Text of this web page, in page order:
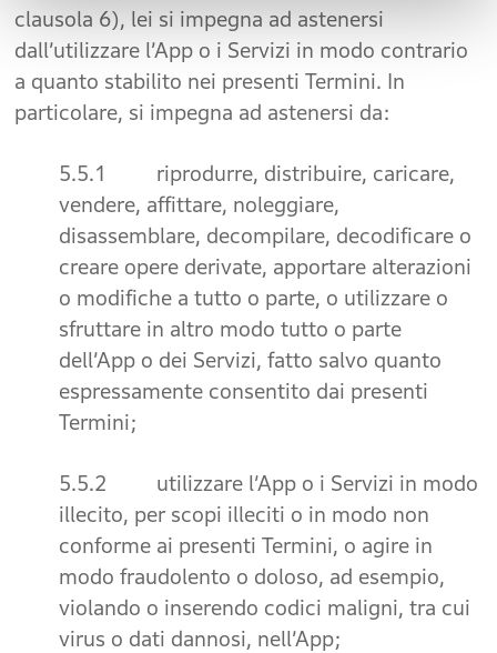
clausola 6), lei si impegna ad astenersi
dall’utilizzare l’App o i Servizi in modo contrario
a quanto stabilito nei presenti Termini. In
particolare, si impegna ad astenersi da:
5.5.1 riprodurre, distribuire, caricare,
vendere, affittare, noleggiare,
disassemblare, decompilare, decodificare o
creare opere derivate, apportare alterazioni
o modifiche a tutto o parte, o utilizzare o
sfruttare in altro modo tutto o parte
dell’App o dei Servizi, fatto salvo quanto
espressamente consentito dai presenti
Termini;
5.5.2 utilizzare l’App o i Servizi in modo
illecito, per scopi illeciti o in modo non
conforme ai presenti Termini, o agire in
modo fraudolento o doloso, ad esempio,
violando o inserendo codici maligni, tra cui
virus o dati dannosi, nell’App;